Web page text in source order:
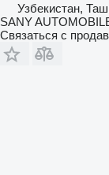
Узбекистан,
SANY
Связаться с